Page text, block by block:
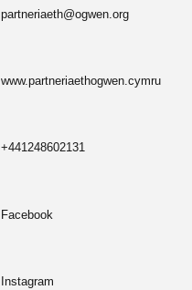
partneriaeth@ogwen.org
www.partneriaethogwen.cymru
+441248602131
Facebook
Instagram